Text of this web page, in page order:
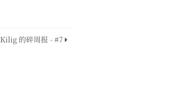
Kilig 的碎周报 - #7